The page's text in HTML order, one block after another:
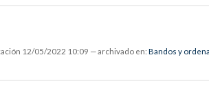
12/05/2022 10:09 — archivado en:Bandos y